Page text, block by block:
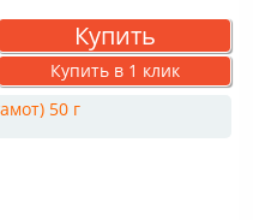
Купить
Купить в 1 клик